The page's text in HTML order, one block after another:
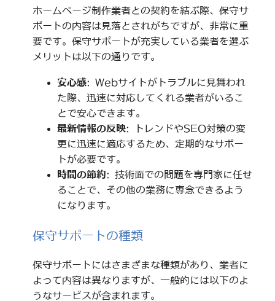
ホームページ制作業者との契約を結ぶ際、保守サ
ポートの内容は見落とされがちですが、非常に重
要です。保守サポートが充実している業者を選ぶ
メリットは以下の通りです。
安心感: Webサイトがトラブルに見舞われ
た際、迅速に対応してくれる業者がいるこ
とで安心できます。
最新情報の反映: トレンドやSEO対策の変
更に迅速に適応するため、定期的なサポー
トが必要です。
時間の節約: 技術面での問題を専門家に任せ
ることで、その他の業務に専念できるよう
になります。
保守サポートの種類
保守サポートにはさまざまな種類があり、業者に
よって内容は異なりますが、一般的には以下のよ
うなサービスが含まれます。